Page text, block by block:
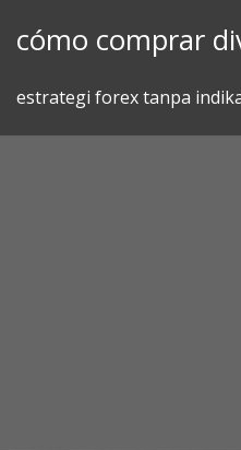
cómo comprar
estrategi forex tanpa